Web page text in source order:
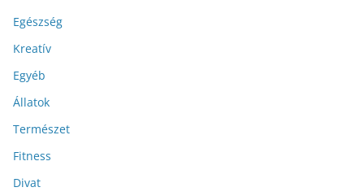
Egészség
Kreatív
Egyéb
Állatok
Természet
Fitness
Divat